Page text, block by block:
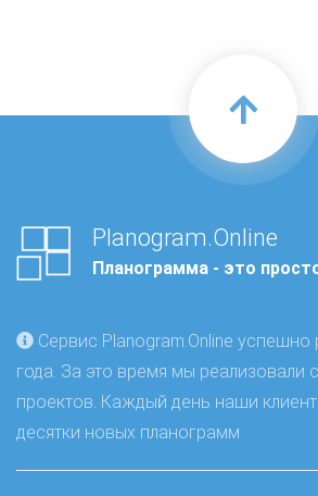
Planogram.Online
Планограмма - это
Сервис Planogram.Online успешно
года. За это время мы реализовали
проектов. Каждый день наши
десятки новых планограмм